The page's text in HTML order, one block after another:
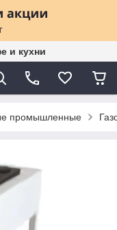
и кухни
промышленные